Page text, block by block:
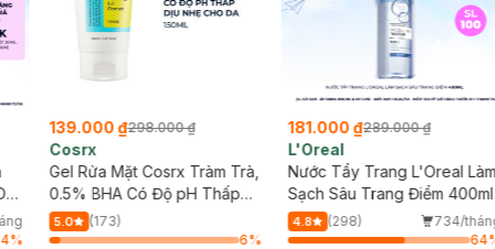
%
139.000 ₫298.000 ₫
Cosrx
Gel Rửa Mặt Cosrx Tràm Trà,
0.5% BHA Có Độ pH Thấp
150ml
5.0
(173)
6%
181.000 ₫289.000 ₫
L'Oreal
Nước Tẩy Trang L'Oreal Làm
Sạch Sâu Trang Điểm 400ml
4.8 (298)
734/
64